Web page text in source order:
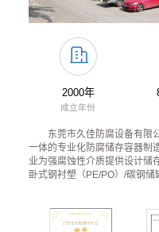
2000年
成立年份
东莞市久佳防腐设备有限
一体的专业化防腐储存容器制
业为强腐蚀性介质提供设计储
卧式钢衬塑（PE/PO）/碳钢